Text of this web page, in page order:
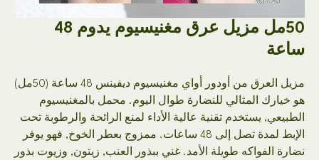
50مل مزيل عرق مغنيسيوم يدوم 48
مزيل العرق من أودور أواي مغنيسيوم ديفينس 48 ساعة (50مل)
المثالي للنضارة طوال اليوم. محمل بالمغنيسيوم
يستخدم تقنية عالية الأداء لمنع الرائحة والرطوبة تحت
الإبط لمدة تصل إلى 48 ساعات. ممزوج بعطر الخوخ, فهو يوفر
طويلة الأمد. غني ببذور العنب, زيتون, وزيوت بذور